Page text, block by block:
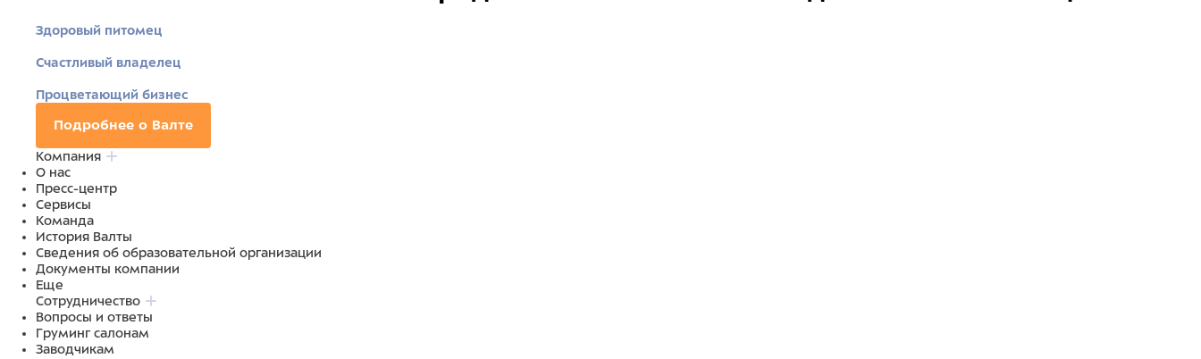
Здоровый питомец
Счастливый владелец
Процветающий бизнес
Подробнее о Валте
Компания
О нас
Пресс-центр
Сервисы
Команда
История Валты
Сведения об образовательной организации
Документы компании
Еще
Сотрудничество
Вопросы и ответы
Груминг салонам
Заводчикам